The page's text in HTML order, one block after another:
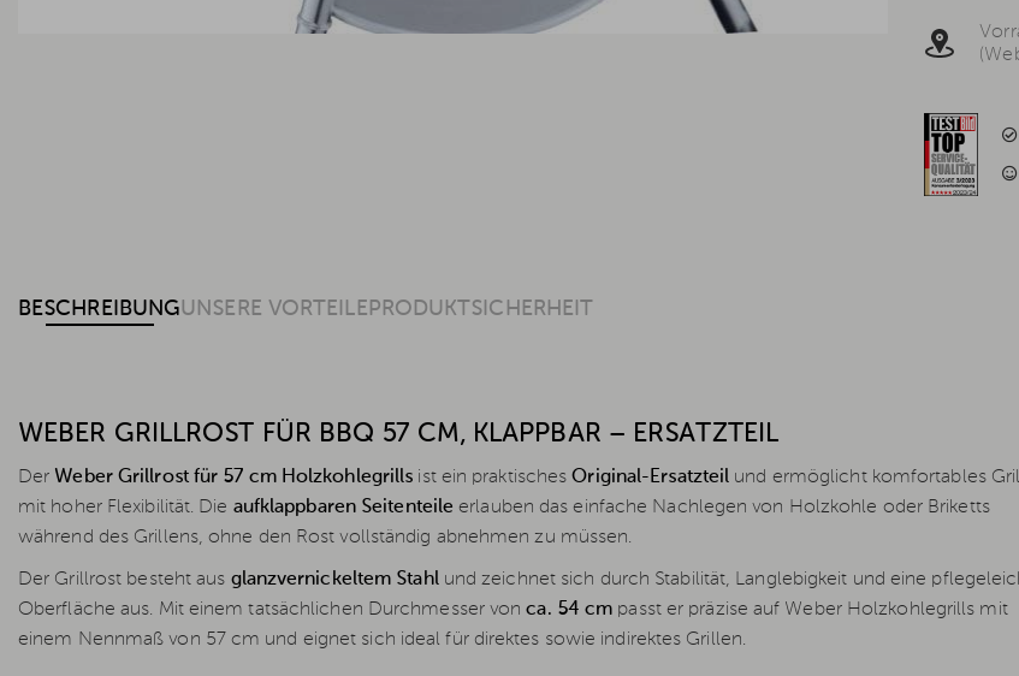
BESCHREIBUNGUNSERE VORTEILE PRODUKTSICHERHEIT
WEBER GRILLROST FÜR BBQ 57 CM, KLAPPBAR – ERSATZTEIL
Der Weber Grillrost für 57 cm Holzkohlegrills ist ein praktischesOriginal-Ersatzteil und ermöglicht komfortables
mit hoher Flexibilität. Die aufklappbaren Seitenteile erlauben das einfache Nachlegen von Holzkohle oder Briketts
während des Grillens, ohne den Rost vollständig abnehmen zu müssen.
Der Grillrost besteht aus glanzvernickeltem Stahlund zeichnet sich durch Stabilität, Langlebigkeit und eine
Oberfläche aus. Mit einem tatsächlichen Durchmesser vonca. 54 cm passt er präzise auf Weber Holzkohlegrills mit
einem Nennmaß von 57 cm und eignet sich ideal für direktes sowie indirektes Grillen.